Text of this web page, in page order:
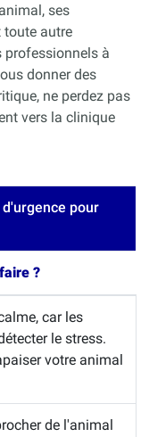
ses
toute autre
professionnels à
donner des
ne perdez pas
vers la clinique
pour
?
car les
le stress.
votre animal
de l'animal